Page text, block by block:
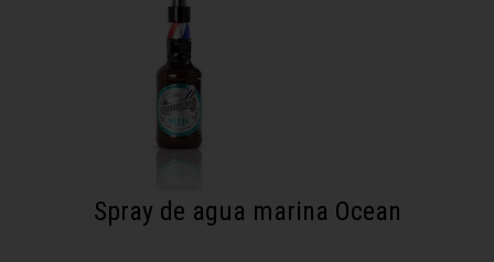
Spray de agua marina Ocean